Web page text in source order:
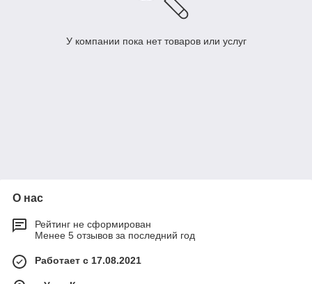
У компании пока нет товаров или услуг
О нас
Рейтинг не сформирован
Менее 5 отзывов за последний год
Работает с 17.08.2021